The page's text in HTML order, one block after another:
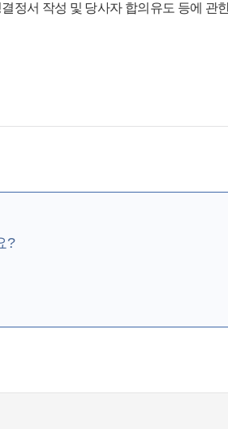
결정서 작성 및 당사자 합의유도 등에 관
?